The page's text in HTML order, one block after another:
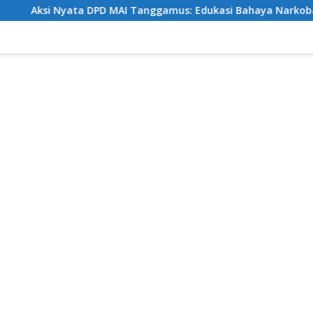
Nyata DPD MAI Tanggamus: Edukasi Bahaya Narkoba